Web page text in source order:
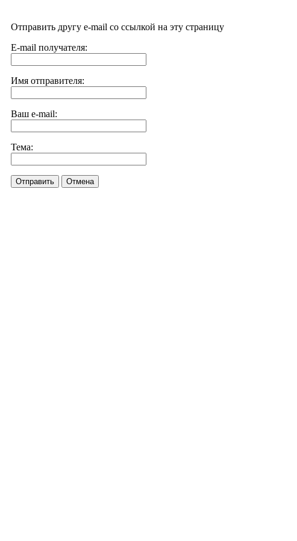
Отправить другу e-mail со ссылкой на эту страницу
E-mail получателя:
Имя отправителя:
Ваш e-mail:
Тема:
Отправить Отмена